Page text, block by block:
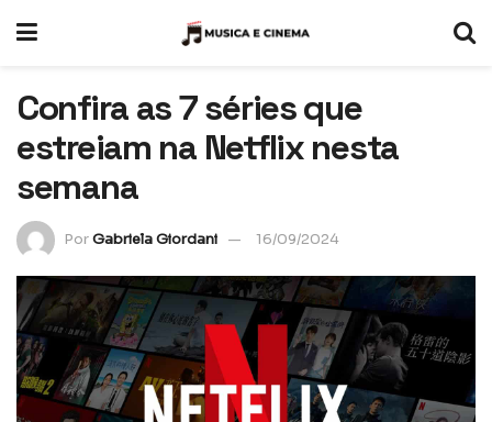
Confira as 7 séries que
estreiam na Netflix nesta
semana
PorGabriela Giordani 16/09/2024